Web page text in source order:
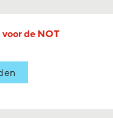
de NOT